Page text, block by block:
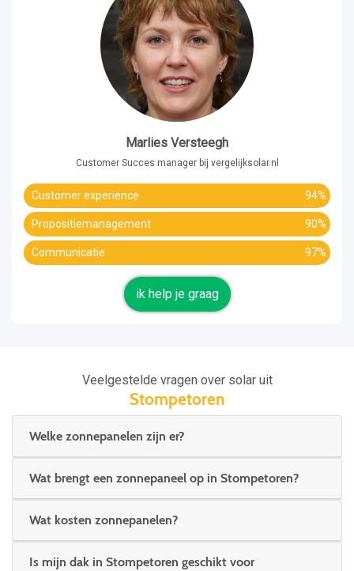
Marlies Versteegh
Customer Succes manager bij vergelijksolar.nl
Customer experience 94%
Propositiemanagement 90%
Communicatie 97%
ik help je graag
Veelgestelde vragen over solar uit
Stompetoren
Welke zonnepanelen zijn er?
Wat brengt een zonnepaneel op in Stompetoren?
Wat kosten zonnepanelen?
Is mijn dak in Stompetoren geschikt voor